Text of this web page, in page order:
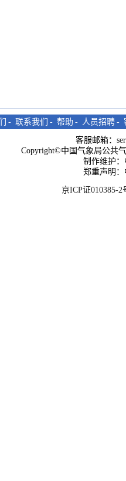
- 联系我们 - 帮助 - 人员招聘 -
客服邮箱：
Copyright©中国气象局公共
制作维护
郑重声明
京ICP证010385-2